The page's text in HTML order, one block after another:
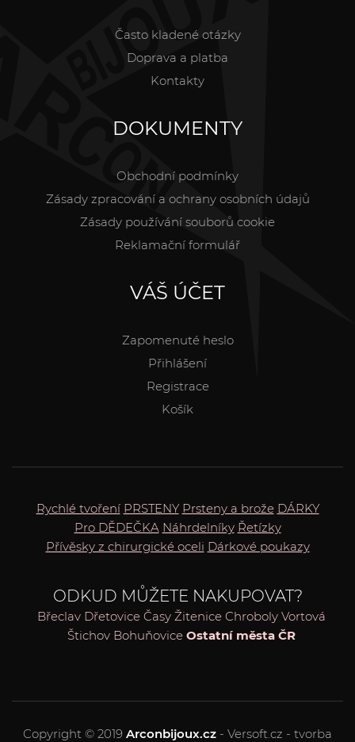
Často kladené otázky
Doprava a platba
Kontakty
DOKUMENTY
Obchodní podmínky
Zásady zpracování a ochrany osobních údajů
Zásady používání souborů cookie
Reklamační formulář
VÁŠ ÚČET
Zapomenuté heslo
Přihlášení
Registrace
Košík
Rychlé tvoření PRSTENY Prsteny a brože DÁRKY
Pro DĚDEČKA Náhrdelníky Řetízky
Přívěsky z chirurgické oceli Dárkové poukazy
ODKUD MŮŽETE NAKUPOVAT?
Břeclav Dřetovice Časy Žitenice Chroboly Vortová
Štichov Bohuňovice Ostatní města ČR
Copyright © 2019 Arconbijoux.cz - Versoft.cz - tvorba